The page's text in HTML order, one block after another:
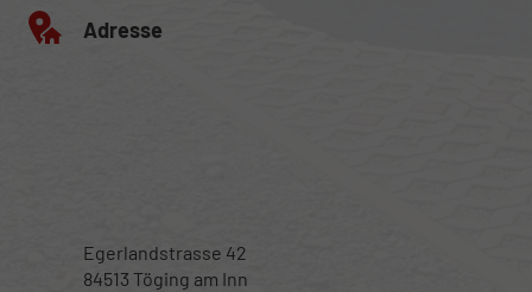
Adresse
Egerlandstrasse 42
84513 Töging am Inn